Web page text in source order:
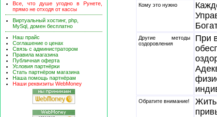
Кому это нужно
Другие методы
оздоровления
При
Обратите внимание!
Жить
Все, что душе угодно в Рунете,
прямо не отходя от кассы
Виртуальный хостинг, php,
MySql, домен бесплатно
Наш прайс
Соглашение о ценах
Связь с администратором
Правила магазина
Публичная оферта
Условия партнёрки
Стать партнёром магазина
Наша помощь партнёрам
Наши реквизиты WebMoney